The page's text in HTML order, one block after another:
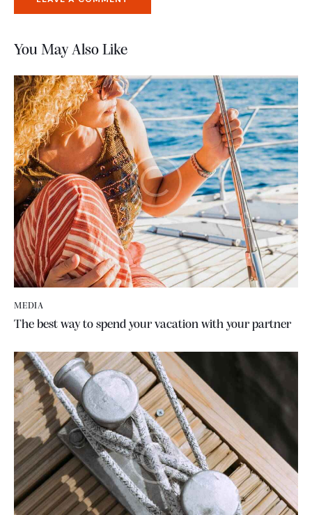
You May Also Like
MEDIA
The best way to spend your vacation with your partner